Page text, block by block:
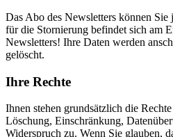
Das Abo des Newsletters können
für die Stornierung befindet sich am
Newsletters! Ihre Daten werden
gelöscht.
Ihre Rechte
Ihnen stehen grundsätzlich die
Löschung, Einschränkung,
Widerspruch zu. Wenn Sie glauben,